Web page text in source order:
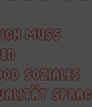
MUSS
SOZIALES